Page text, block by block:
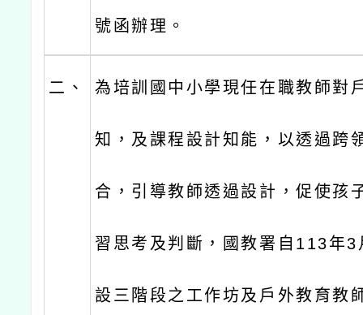
號函辦理。
二、 為培訓國中小學現任在職教師對
知，及課程設計知能，以透過跨
合，引導教師透過設計，促使孩
習思考及判斷，國教署自113年3
設三階段之工作坊及戶外教育教